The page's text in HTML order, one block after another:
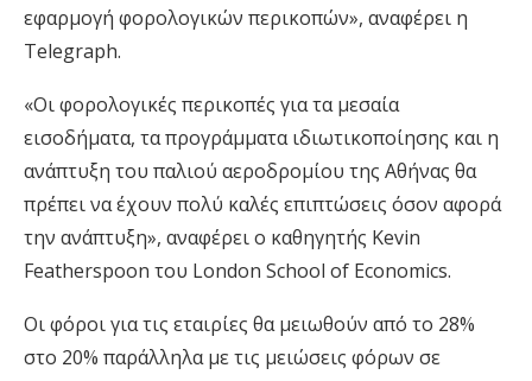
εφαρμογή φορολογικών περικοπών», αναφέρει η
Telegraph.
«Οι φορολογικές περικοπές για τα μεσαία
εισοδήματα, τα προγράμματα ιδιωτικοποίησης και η
ανάπτυξη του παλιού αεροδρομίου της Αθήνας θα
πρέπει να έχουν πολύ καλές επιπτώσεις όσον αφορά
την ανάπτυξη», αναφέρει ο καθηγητής Kevin
Featherspoon του London School of Economics.
Οι φόροι για τις εταιρίες θα μειωθούν από το 28%
στο 20% παράλληλα με τις μειώσεις φόρων σε